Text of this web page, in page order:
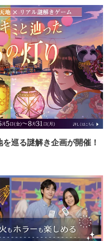
巡る謎解き企画が開催！